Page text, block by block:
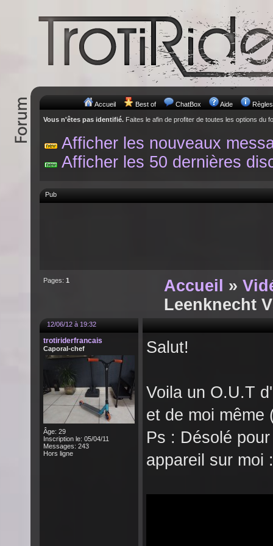
Accueil Best of ChatBox Aide Règles
Vous n'êtes pas identifié. Faites le afin de profiter de toutes les options du
Afficher les nouveaux
Afficher les 50 dernières
Pub
Pages: 1 Accueil »
Leenknecht
12/06/12 à 19:32
trotiriderfrancais
Caporal-chef
Âge: 29
Inscription le: 05/04/11
Messages: 243
Hors ligne
Salut!
Voila un O.U.T
et de moi même
Ps : Désolé
appareil sur moi